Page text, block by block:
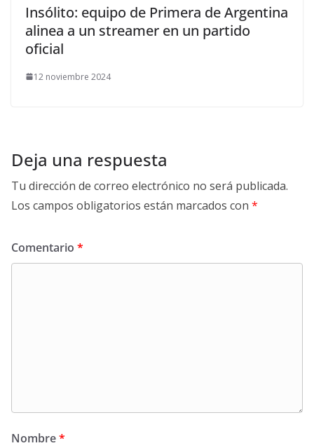
Insólito: equipo de Primera de Argentina
alinea a un streamer en un partido
oficial
12 noviembre 2024
Deja una respuesta
Tu dirección de correo electrónico no será publicada.
Los campos obligatorios están marcados con *
Comentario *
Nombre*